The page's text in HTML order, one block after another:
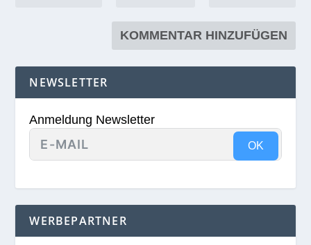
NEWSLETTER
Anmeldung Newsletter
OK
WERBEPARTNER